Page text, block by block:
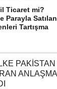
Ticaret mi?
Parayla Satılan
Tartışma